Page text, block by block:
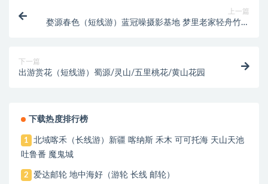
上一篇
婺源春色（短线游）蓝冠噪摄影基地 梦里老家轻舟竹筏
下一篇
出游赏花（短线游）蜀源/灵山/五里桃花/黄山花园
下载热度排行榜
1
北域喀禾（长线游）新疆 喀纳斯 禾木 可可托海 天山天池
吐鲁番 魔鬼城
2 爱达邮轮 地中海好（游轮 长线 邮轮）